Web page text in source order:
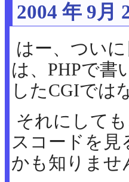
2004 年 9月
はー、つい
は、PHPで書
したCGIでは
それにして
スコードを見
かも知りませ